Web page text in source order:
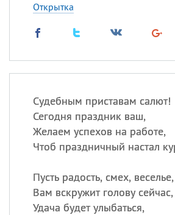
Открытка
Судебным приставам салют!
Сегодня праздник ваш,
Желаем успехов на работе,
Чтоб праздничный настал
Пусть радость, смех,
Вам вскружит голову сейчас,
Удача будет улыбаться,